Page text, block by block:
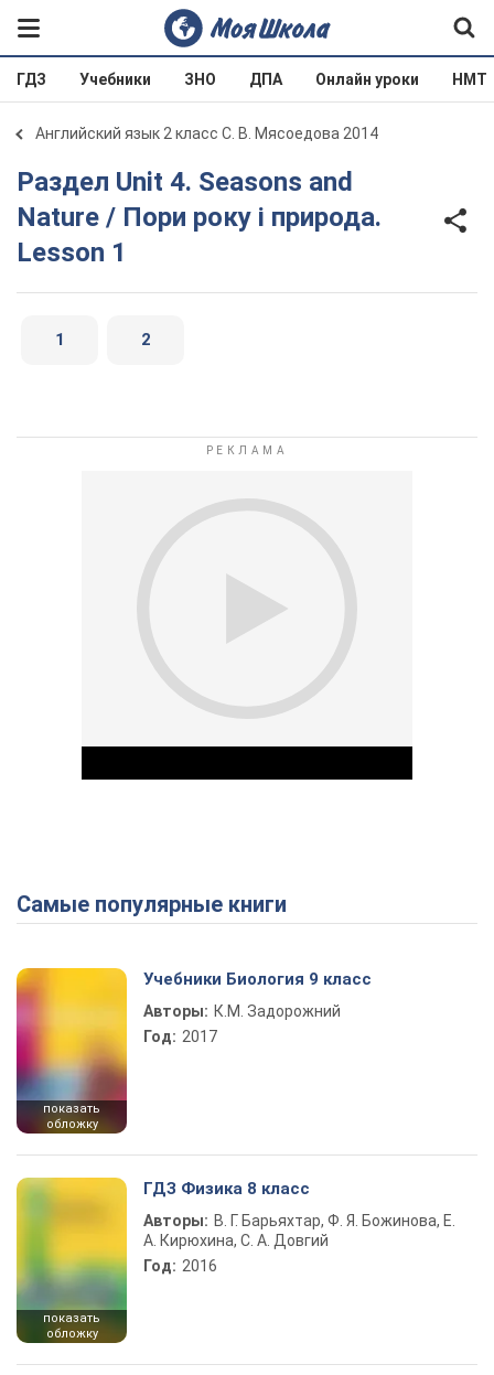
ГДЗ Учебники ЗНО ДПА Онлайн уроки НМТ
Английский язык 2 класс С. В. Мясоедова 2014
Раздел Unit 4. Seasons and
Nature / Пори року і природа.
Lesson 1
1 2
Play Video
Самые популярные книги
показать
обложку
Учебники Биология 9 класс
Авторы: К.М. Задорожний
Год: 2017
показать
обложку
ГДЗ Физика 8 класс
Авторы: В. Г. Барьяхтар, Ф. Я. Божинова, Е.
А. Кирюхина, С. А. Довгий
Год: 2016